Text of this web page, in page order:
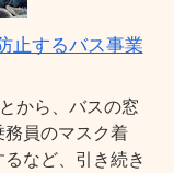
止するバス事業
から、バスの窓
員のマスク着
など、引き続き